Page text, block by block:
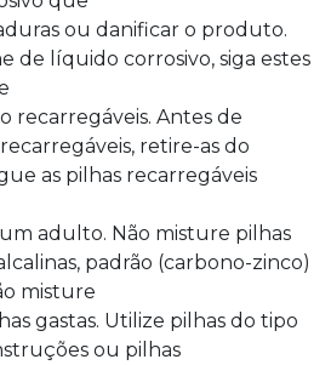
ou danificar o produto.
de líquido corrosivo, siga estes
recarregáveis. Antes de
retire-as do
as pilhas recarregáveis
adulto. Não misture pilhas
padrão (carbono-zinco)
misture
gastas. Utilize pilhas do tipo
ou pilhas